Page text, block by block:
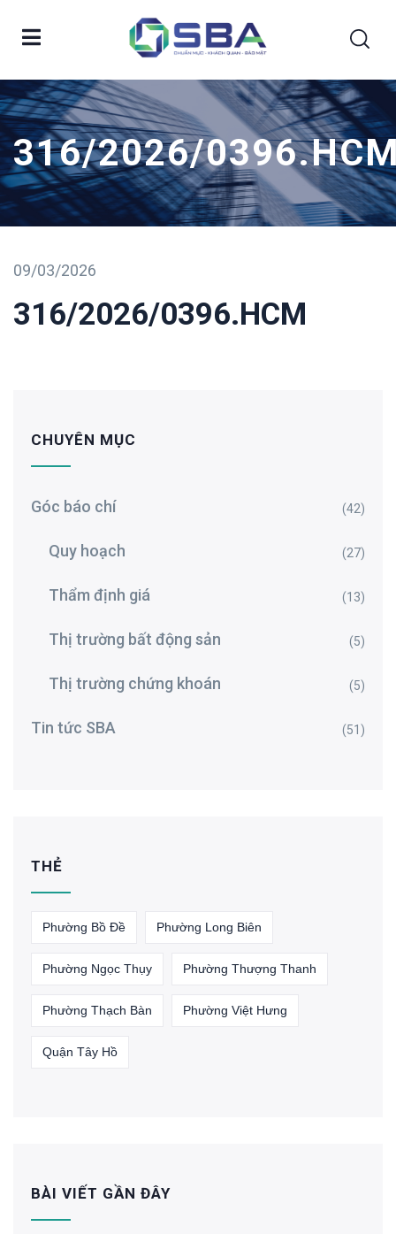
316/2026/
09/03/2026
316/2026/0396.HCM
CHUYÊN MỤC
Góc báo chí (42)
Quy hoạch (27)
Thẩm định giá (13)
Thị trường bất động sản (5)
Thị trường chứng khoán (5)
Tin tức SBA (51)
THẺ
Phường Bồ Đề Phường Long Biên
Phường Ngọc Thụy Phường Thượng Thanh
Phường Thạch Bàn Phường Việt Hưng
Quận Tây Hồ
BÀI VIẾT GẦN ĐÂY